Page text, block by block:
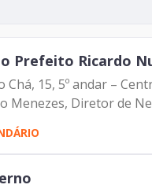
Prefeito Ricardo
Chá, 15, 5º andar –
Menezes, Diretor de